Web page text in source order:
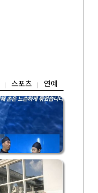
스포츠 연예